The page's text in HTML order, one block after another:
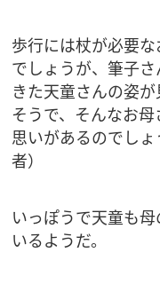
歩行には杖が必要
でしょうが、筆子
きた天童さんの姿
そうで、そんなお
思いがあるのでし
者）
いっぽうで天童も
いるようだ。